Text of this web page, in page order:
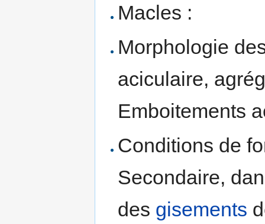
Macles :
Morphologie
aciculaire,
Emboitements
Conditions de
Secondaire,
des gisements